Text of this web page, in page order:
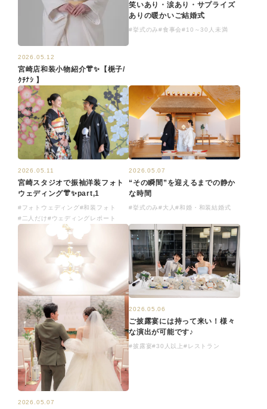
2026.05.12
宮崎店和装小物紹介👘✨【梔子/
ｸﾁﾅｼ ​】
笑いあり・涙あり・サプライズ
ありの暖かいご結婚式
#挙式のみ#食事会#10～30人未満
2026.05.11
宮崎スタジオで振袖洋装フォト
ウェディング👘✨part,1
#フォトウェディング#和装フォト
#二人だけ#ウェディングレポート
2026.05.07
“その瞬間”を迎えるまでの静か
な時間
#挙式のみ#大人#和婚・和装結婚式
2026.05.07
2026.05.06
ご披露宴には持って来い！様々
な演出が可能です♪
#披露宴#30人以上#レストラン